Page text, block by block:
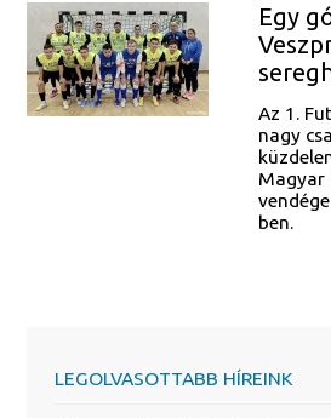
Egy
Az 1.
nagy
Magyar
ben.
LEGOLVASOTTABB HÍREINK